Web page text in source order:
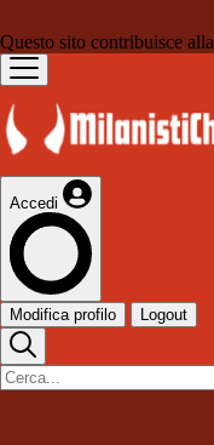
Questo sito contribuisce
Accedi
Modifica profilo Logout